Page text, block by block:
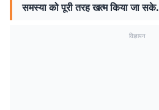
समस्या को पूरी तरह खत्म किया जा सके.
विज्ञापन